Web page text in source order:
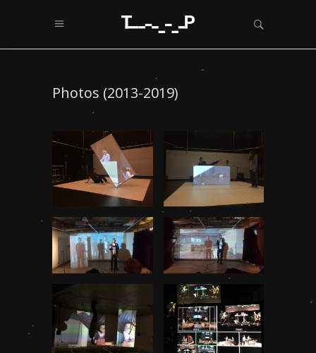
Photos (2013-2019)